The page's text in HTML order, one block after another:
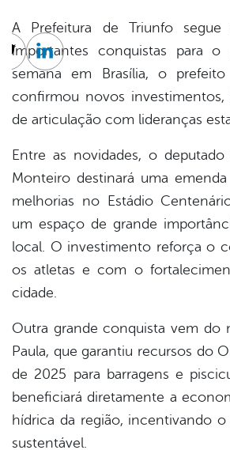
A Prefeitura de Triunfo segue
importantes conquistas para o
semana em Brasília, o
confirmou novos
de articulação com lideranças
Entre as novidades, o deputado
Monteiro destinará uma
melhorias no Estádio
um espaço de grande
local. O investimento reforça o
os atletas e com o
cidade.
Outra grande conquista vem do
Paula, que garantiu recursos do
de 2025 para barragens e
beneficiará diretamente a
hídrica da região, incentivando
sustentável.
TwitterLinkedin